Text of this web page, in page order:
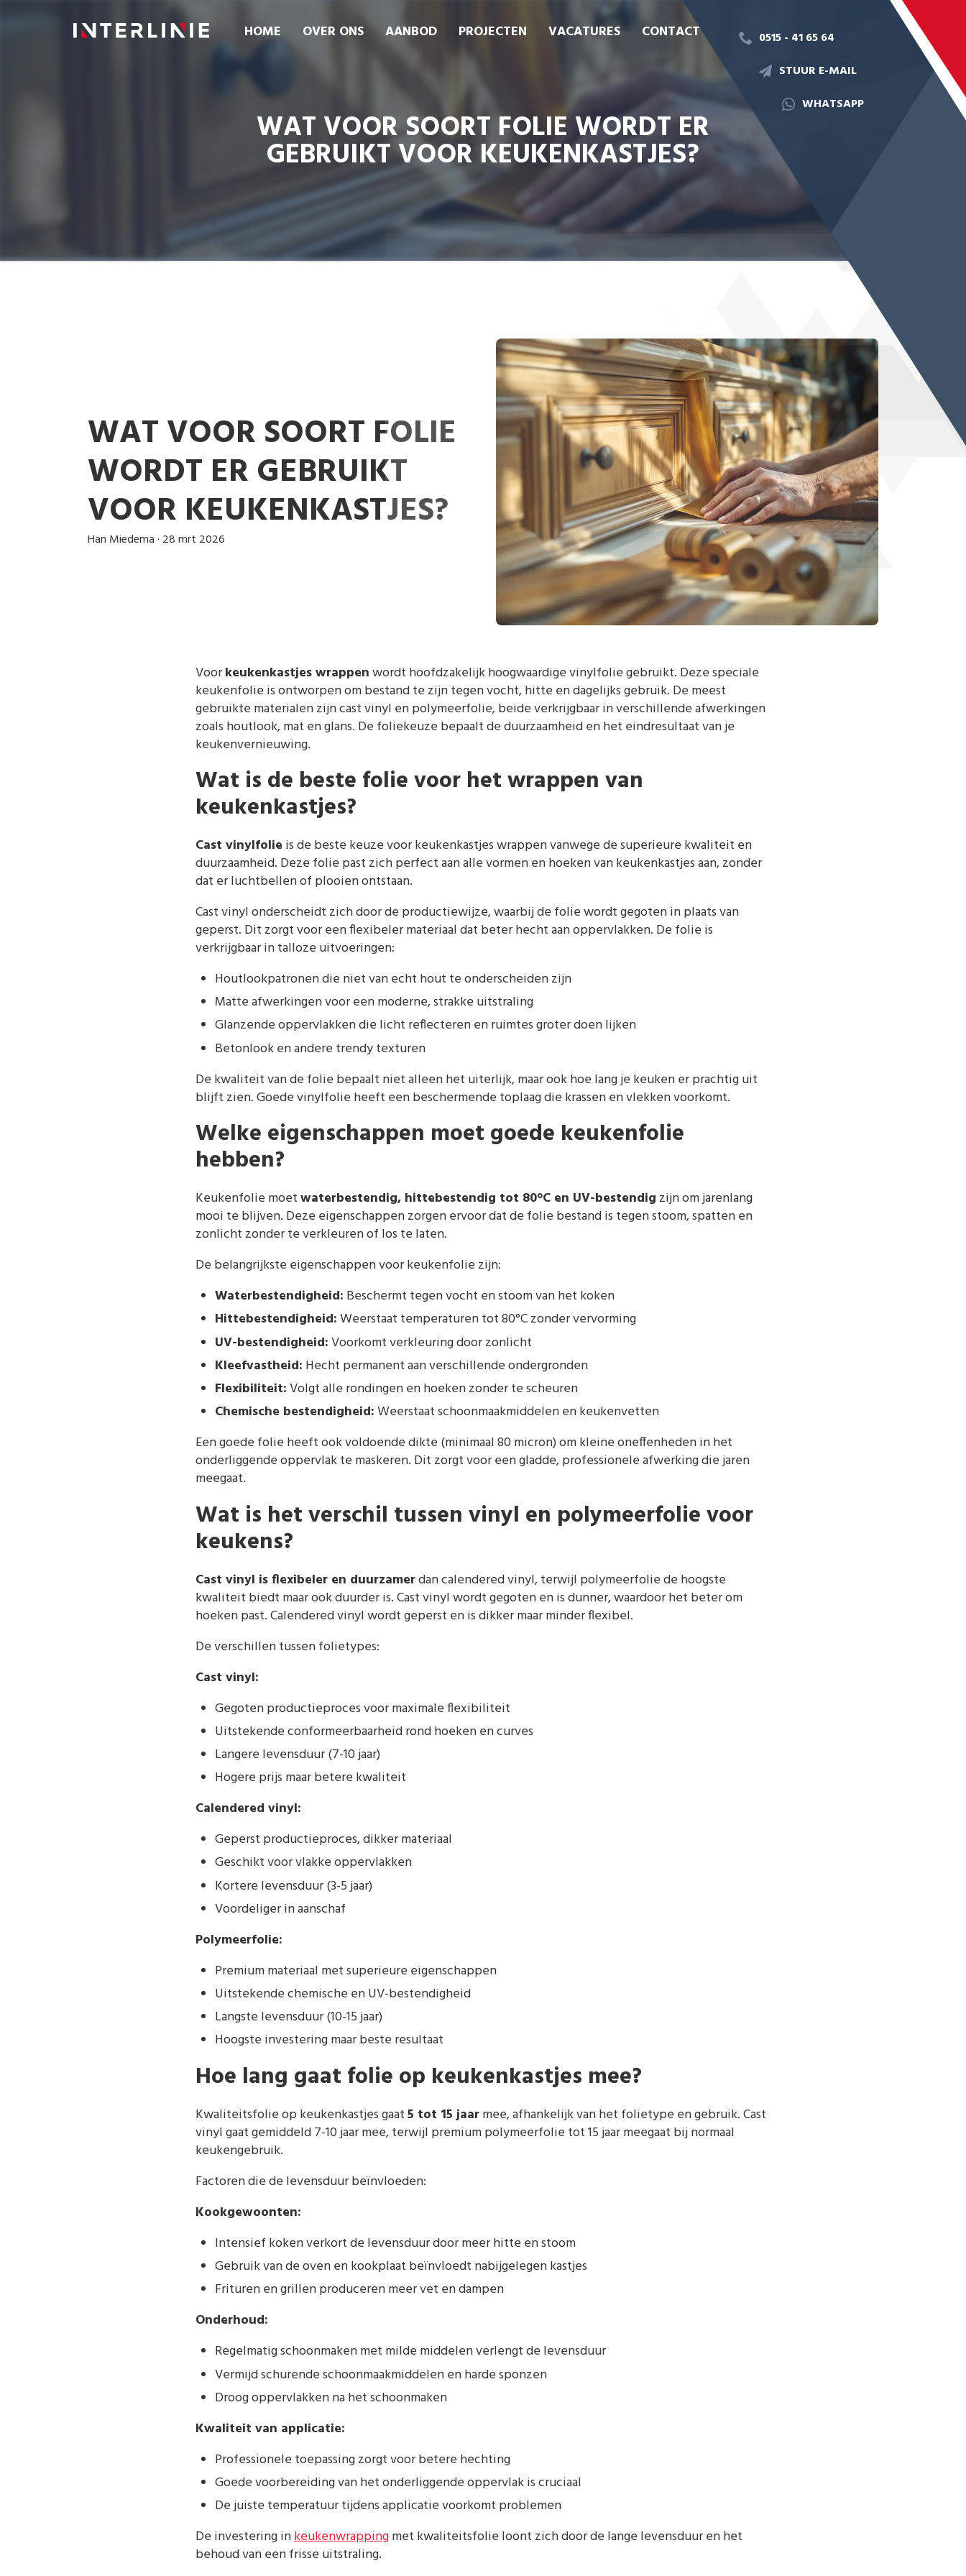
HOME OVER ONS AANBOD PROJECTEN VACATURES CONTACT
0515 - 41 65 64
STUUR E-MAIL
WHATSAPP
WAT VOOR SOORT FOLIE WORDT ER
GEBRUIKT VOOR KEUKENKASTJES?
WAT VOOR SOORT FOLIE
WORDT ER GEBRUIKT
VOOR KEUKENKASTJES?
Han Miedema· 28 mrt 2026
Voorkeukenkastjes wrappenwordt hoofdzakelijk hoogwaardige vinylfolie gebruikt. Deze speciale
keukenfolie is ontworpen om bestand te zijn tegen vocht, hitte en dagelijks gebruik. De meest
gebruikte materialen zijn cast vinyl en polymeerfolie, beide verkrijgbaar in verschillende afwerkingen
zoals houtlook, mat en glans. De foliekeuze bepaalt de duurzaamheid en het eindresultaat van je
keukenvernieuwing.
Wat is de beste folie voor het wrappen van
keukenkastjes?
Cast vinylfolie is de beste keuze voor keukenkastjes wrappen vanwege de superieure kwaliteit en
duurzaamheid. Deze folie past zich perfect aan alle vormen en hoeken van keukenkastjes aan, zonder
dat er luchtbellen of plooien ontstaan.
Cast vinyl onderscheidt zich door de productiewijze, waarbij de folie wordt gegoten in plaats van
geperst. Dit zorgt voor een flexibeler materiaal dat beter hecht aan oppervlakken. De folie is
verkrijgbaar in talloze uitvoeringen:
Houtlookpatronen die niet van echt hout te onderscheiden zijn
Matte afwerkingen voor een moderne, strakke uitstraling
Glanzende oppervlakken die licht reflecteren en ruimtes groter doen lijken
Betonlook en andere trendy texturen
De kwaliteit van de folie bepaalt niet alleen het uiterlijk, maar ook hoe lang je keuken er prachtig uit
blijft zien. Goede vinylfolie heeft een beschermende toplaag die krassen en vlekken voorkomt.
Welke eigenschappen moet goede keukenfolie
hebben?
Keukenfolie moetwaterbestendig, hittebestendig tot 80°C en UV-bestendig zijn om jarenlang
mooi te blijven. Deze eigenschappen zorgen ervoor dat de folie bestand is tegen stoom, spatten en
zonlicht zonder te verkleuren of los te laten.
De belangrijkste eigenschappen voor keukenfolie zijn:
Waterbestendigheid: Beschermt tegen vocht en stoom van het koken
Hittebestendigheid:Weerstaat temperaturen tot 80°C zonder vervorming
UV-bestendigheid:Voorkomt verkleuring door zonlicht
Kleefvastheid: Hecht permanent aan verschillende ondergronden
Flexibiliteit:Volgt alle rondingen en hoeken zonder te scheuren
Chemische bestendigheid:Weerstaat schoonmaakmiddelen en keukenvetten
Een goede folie heeft ook voldoende dikte (minimaal 80 micron) om kleine oneffenheden in het
onderliggende oppervlak te maskeren. Dit zorgt voor een gladde, professionele afwerking die jaren
meegaat.
Wat is het verschil tussen vinyl en polymeerfolie voor
keukens?
Cast vinyl is flexibeler en duurzamerdan calendered vinyl, terwijl polymeerfolie de hoogste
kwaliteit biedt maar ook duurder is. Cast vinyl wordt gegoten en is dunner, waardoor het beter om
hoeken past. Calendered vinyl wordt geperst en is dikker maar minder flexibel.
De verschillen tussen folietypes:
Cast vinyl:
Gegoten productieproces voor maximale flexibiliteit
Uitstekende conformeerbaarheid rond hoeken en curves
Langere levensduur (7-10 jaar)
Hogere prijs maar betere kwaliteit
Calendered vinyl:
Geperst productieproces, dikker materiaal
Geschikt voor vlakke oppervlakken
Kortere levensduur (3-5 jaar)
Voordeliger in aanschaf
Polymeerfolie:
Premium materiaal met superieure eigenschappen
Uitstekende chemische en UV-bestendigheid
Langste levensduur (10-15 jaar)
Hoogste investering maar beste resultaat
Hoe lang gaat folie op keukenkastjes mee?
Kwaliteitsfolie op keukenkastjes gaat5 tot 15 jaarmee, afhankelijk van het folietype en gebruik. Cast
vinyl gaat gemiddeld 7-10 jaar mee, terwijl premium polymeerfolie tot 15 jaar meegaat bij normaal
keukengebruik.
Factoren die de levensduur beïnvloeden:
Kookgewoonten:
Intensief koken verkort de levensduur door meer hitte en stoom
Gebruik van de oven en kookplaat beïnvloedt nabijgelegen kastjes
Frituren en grillen produceren meer vet en dampen
Onderhoud:
Regelmatig schoonmaken met milde middelen verlengt de levensduur
Vermijd schurende schoonmaakmiddelen en harde sponzen
Droog oppervlakken na het schoonmaken
Kwaliteit van applicatie:
Professionele toepassing zorgt voor betere hechting
Goede voorbereiding van het onderliggende oppervlak is cruciaal
De juiste temperatuur tijdens applicatie voorkomt problemen
De investering inkeukenwrappingmet kwaliteitsfolie loont zich door de lange levensduur en het
behoud van een frisse uitstraling.